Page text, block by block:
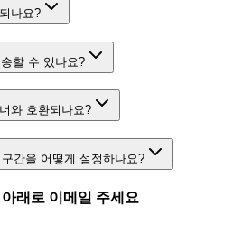
나요?
할 수 있나요?
와 호환되나요?
간을 어떻게 설정하나요?
래로 이메일 주세요